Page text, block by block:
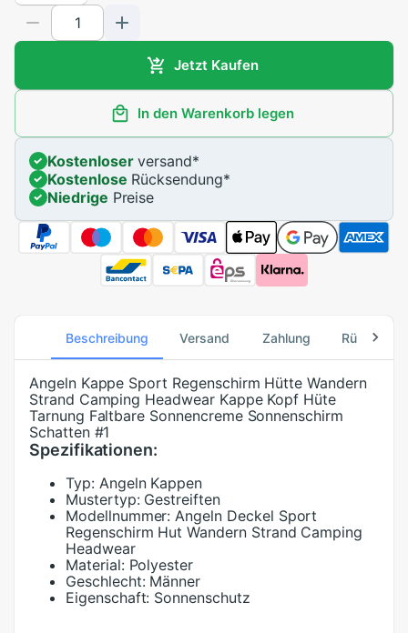
Jetzt Kaufen
In den Warenkorb legen
Kostenloserversand*
Kostenlose Rücksendung*
Niedrige Preise
Beschreibung Versand Zahlung
Angeln Kappe Sport Regenschirm Hütte Wandern
Strand Camping Headwear Kappe Kopf Hüte
Tarnung Faltbare Sonnencreme Sonnenschirm
Schatten #1
Spezifikationen:
Typ: Angeln Kappen
Mustertyp: Gestreiften
Modellnummer: Angeln Deckel Sport
Regenschirm Hut Wandern Strand Camping
Headwear
Material: Polyester
Geschlecht: Männer
Eigenschaft: Sonnenschutz